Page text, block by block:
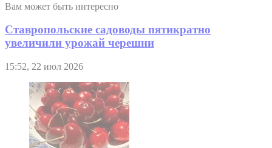
Вам может быть интересно
Ставропольские садоводы пятикратно
увеличили урожай черешни
15:52, 22 июл 2026